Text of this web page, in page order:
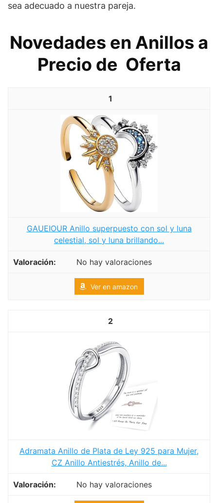
sea adecuado a nuestra pareja.
Novedades en Anillos a
Precio de Oferta
1
GAUEIOUR Anillo superpuesto con sol y luna
celestial, sol y luna brillando...
No hay valoraciones
Ver en amazon
2
Adramata Anillo de Plata de Ley 925 para Mujer,
CZ Anillo Antiestrés, Anillo de...
No hay valoraciones